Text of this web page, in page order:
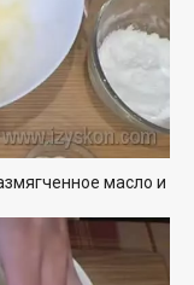
масло и